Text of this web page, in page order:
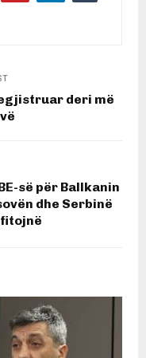
deri më
së për Ballkanin
dhe Serbinë